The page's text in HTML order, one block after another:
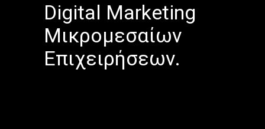
Digital Marketing
Μικρομεσαίων
Επιχειρήσεων.